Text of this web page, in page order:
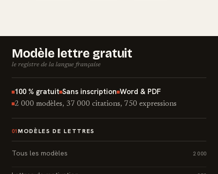
Modèle lettre gratuit
le registre de la langue française
100 % gratuit Sans inscription Word & PDF
2 000 modèles, 37 000 citations, 750 expressions
01 MODÈLES DE LETTRES
Tous les modèles 2 000